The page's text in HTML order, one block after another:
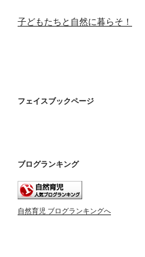
子どもたちと自然に暮らそ！
フェイスブックページ
ブログランキング
自然育児 ブログランキングへ